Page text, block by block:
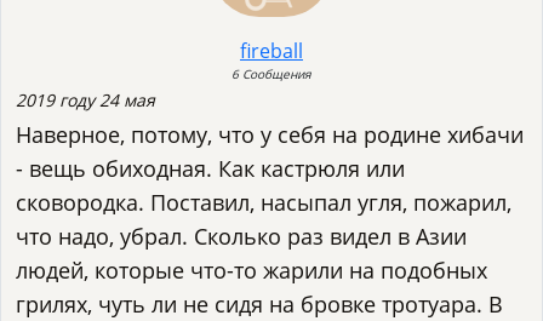
fireball
6 Сообщения
2019 году 24 мая
Наверное, потому, что у себя на родине хибачи
- вещь обиходная. Как кастрюля или
сковородка. Поставил, насыпал угля, пожарил,
что надо, убрал. Сколько раз видел в Азии
людей, которые что-то жарили на подобных
грилях, чуть ли не сидя на бровке тротуара. В